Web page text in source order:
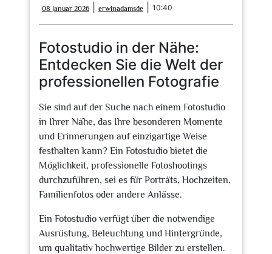
08 Januar 2026
Januar
2026
erwinadamsde erwinadamsde
10:40
Fotostudio in der Nähe:
Entdecken Sie die Welt der
professionellen Fotografie
Sie sind auf der Suche nach einem Fotostudio
in Ihrer Nähe, das Ihre besonderen Momente
und Erinnerungen auf einzigartige Weise
festhalten kann? Ein Fotostudio bietet die
Möglichkeit, professionelle Fotoshootings
durchzuführen, sei es für Porträts, Hochzeiten,
Familienfotos oder andere Anlässe.
Ein Fotostudio verfügt über die notwendige
Ausrüstung, Beleuchtung und Hintergründe,
um qualitativ hochwertige Bilder zu erstellen.